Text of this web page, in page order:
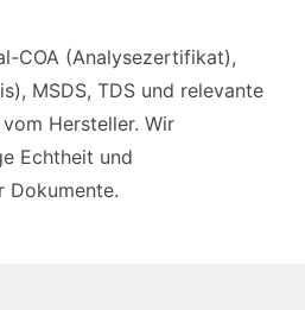
COA (Analysezertifikat),
MSDS, TDS und relevante
Hersteller. Wir
Echtheit und
Dokumente.